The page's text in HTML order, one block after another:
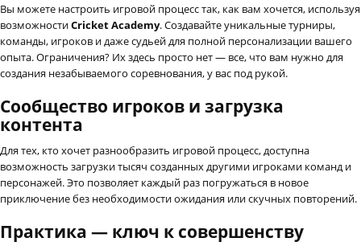
Вы можете настроить игровой процесс так, как вам хочется, используя
возможностиCricket Academy. Создавайте уникальные турниры,
команды, игроков и даже судьей для полной персонализации вашего
опыта. Ограничения? Их здесь просто нет — все, что вам нужно для
создания незабываемого соревнования, у вас под рукой.
Сообщество игроков и загрузка
контента
Для тех, кто хочет разнообразить игровой процесс, доступна
возможность загрузки тысяч созданных другими игроками команд и
персонажей. Это позволяет каждый раз погружаться в новое
приключение без необходимости ожидания или скучных повторений.
Практика — ключ к совершенству